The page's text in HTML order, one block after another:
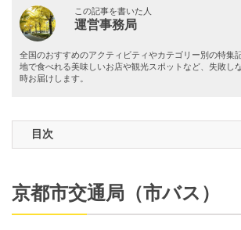
この記事を書いた人
運営事務局
全国のおすすめのアクティビティやカテゴリー別の特集
地で食べれる美味しいお店や観光スポットなど、失敗し
時お届けします。
目次
京都市交通局（市バス）